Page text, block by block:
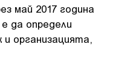
май 2017 година
да определи
организацията,